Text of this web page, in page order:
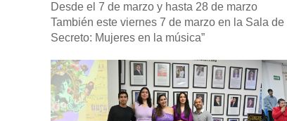
Desde el 7 de marzo y hasta 28 de marzo
También este viernes 7 de marzo en la Sala
Secreto: Mujeres en la música”